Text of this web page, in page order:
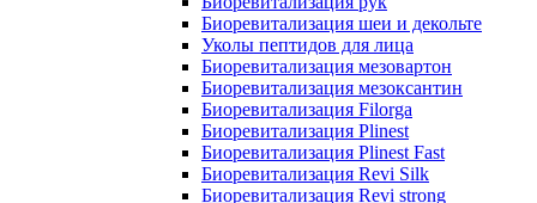
Биоревитализация шеи и декольте
Уколы пептидов для лица
Биоревитализация мезовартон
Биоревитализация мезоксантин
Биоревитализация Filorga
Биоревитализация Plinest
Биоревитализация Plinest Fast
Биоревитализация Revi Silk
Биоревитализация Revi strong